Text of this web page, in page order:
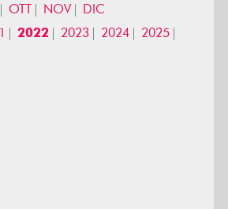
OTT NOV
DIC
2022 2023 2024
2025